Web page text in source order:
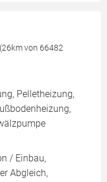
von 66482
Pelletheizung,
/ Einbau,
Abgleich,